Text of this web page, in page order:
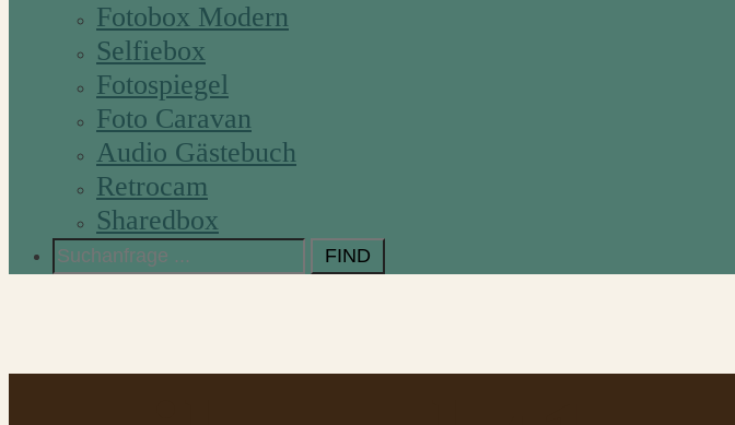
Fotobox Modern
Selfiebox
Fotospiegel
Foto Caravan
Audio Gästebuch
Retrocam
Sharedbox
Search
for: